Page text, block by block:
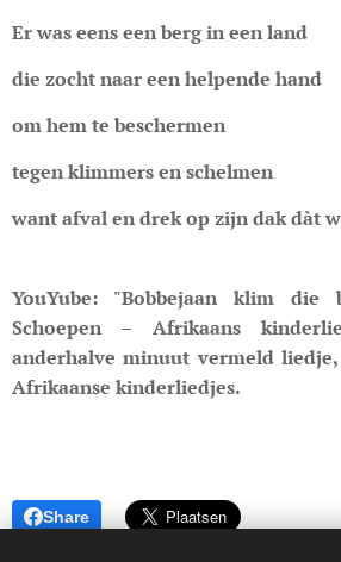
Er was eens een berg in een land
die zocht naar een helpende hand
om hem te beschermen
tegen klimmers en schelmen
want afval en drek op zijn dak dàt
YouYube: "Bobbejaan klim die
Schoepen – Afrikaans
anderhalve minuut vermeld
Afrikaanse kinderliedjes.
Share